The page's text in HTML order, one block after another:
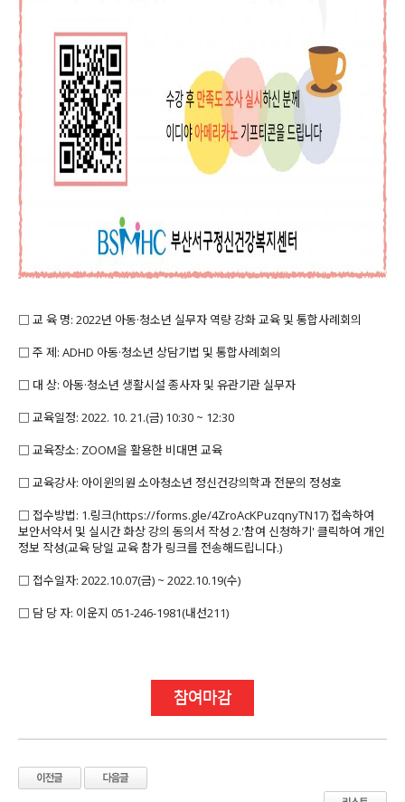
□ 교 육 명: 2022년 아동·청소년 실무자 역량 강화 교육 및 통합사례회의
□ 주 제: ADHD 아동·청소년 상담기법 및 통합사례회의
□ 대 상: 아동·청소년 생활시설 종사자 및 유관기관 실무자
□ 교육일정: 2022. 10. 21.(금) 10:30 ~ 12:30
□ 교육장소: ZOOM을 활용한 비대면 교육
□ 교육강사: 아이윈의원 소아청소년 정신건강의학과 전문의 정성호
□ 접수방법: 1.링크(https://forms.gle/4ZroAcKPuzqnyTN17) 접속하여
보안서약서 및 실시간 화상 강의 동의서 작성 2.'참여 신청하기' 클릭하여 개인
정보 작성(교육 당일 교육 참가 링크를 전송해드립니다.)
□ 접수일자: 2022.10.07(금) ~ 2022.10.19(수)
□ 담 당 자: 이운지 051-246-1981(내선211)
참여마감